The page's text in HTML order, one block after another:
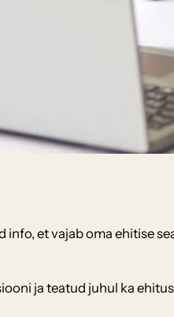
et vajab oma ehitise
ja teatud juhul ka